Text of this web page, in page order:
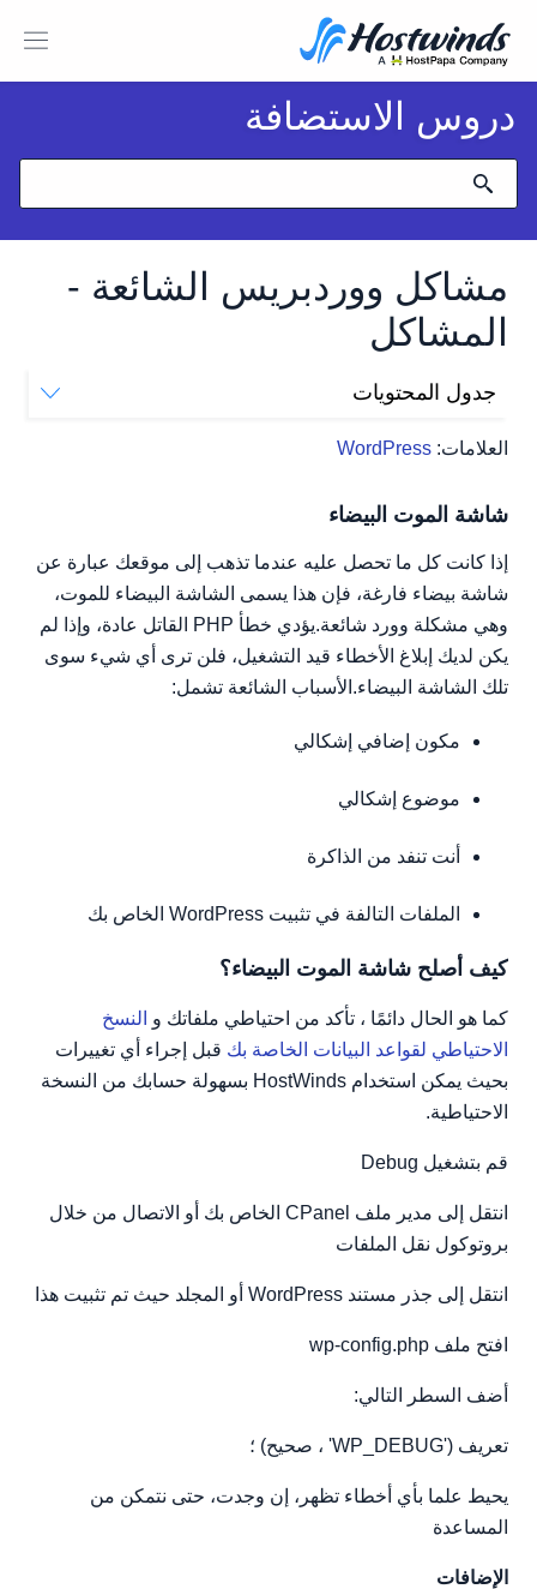
دروس الاستضافة
مشاكل ووردبريس الشائعة -
المشاكل
العلامات: WordPress
جدول المحتويات
كيف أصلح شاشة الموت البيضاء؟
شاشة الموت البيضاء
إذا كانت كل ما تحصل عليه عندما تذهب إلى موقعك عبارة عن
شاشة بيضاء فارغة، فإن هذا يسمى الشاشة البيضاء للموت،
وهي مشكلة وورد شائعة.يؤدي خطأ PHP القاتل عادة، وإذا لم
يكن لديك إبلاغ الأخطاء قيد التشغيل، فلن ترى أي شيء سوى
تلك الشاشة البيضاء.الأسباب الشائعة تشمل:
مكون إضافي إشكالي
موضوع إشكالي
أنت تنفد من الذاكرة
الملفات التالفة في تثبيت WordPress الخاص بك
كيف أصلح شاشة الموت البيضاء؟
كما هو الحال دائمًا ، تأكد من احتياطي ملفاتك و النسخ
الاحتياطي لقواعد البيانات الخاصة بك قبل إجراء أي تغييرات
بحيث يمكن استخدام HostWinds بسهولة حسابك من النسخة
الاحتياطية.
قم بتشغيل Debug
انتقل إلى مدير ملف CPanel الخاص بك أو الاتصال من خلال
بروتوكول نقل الملفات
انتقل إلى جذر مستند WordPress أو المجلد حيث تم تثبيت هذا
افتح ملف wp-config.php
أضف السطر التالي:
تعريف ('WP_DEBUG' ، صحيح) ؛
يحيط علما بأي أخطاء تظهر، إن وجدت، حتى نتمكن من
المساعدة
الإضافات